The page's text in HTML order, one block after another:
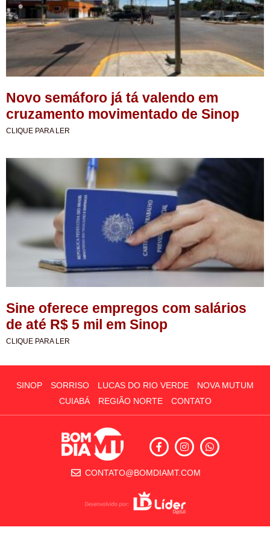
Novo semáforo já tá valendo em
cruzamento movimentado de Sinop
CLIQUE PARA LER
Sine oferece empregos com salários
de até R$ 5 mil em Sinop
CLIQUE PARA LER
SINOP SORRISO LUCAS DO RIO VERDE
NOVA MUTUM
CUIABÁ
REGIÃO NORTE CONTATO
CONTATO@BOMDIAMT.COM